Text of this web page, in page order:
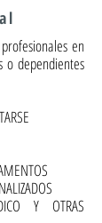
en
o dependientes
Y OTRAS